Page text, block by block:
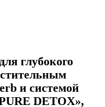
глубокого
и системой
DETOX»,